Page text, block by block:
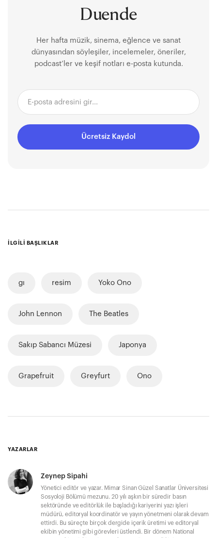
Duende
Her hafta müzik, sinema, eğlence ve sanat
dünyasından söyleşiler, incelemeler, öneriler,
podcast’ler ve keşif notları e-posta kutunda.
Ücretsiz Kaydol
İLGİLİ BAŞLIKLAR
gı resim Yoko Ono
John Lennon The Beatles
Sakıp Sabancı Müzesi Japonya
Grapefruit Greyfurt Ono
YAZARLAR
Zeynep Sipahi
Yönetici editör ve yazar. Mimar Sinan Güzel Sanatlar Üniversitesi
Sosyoloji Bölümü mezunu. 20 yılı aşkın bir süredir basın
sektöründe ve editörlük ile başladığı kariyerini yazı işleri
müdürü, editoryal koordinatör ve yayın yönetmeni olarak devam
ettirdi. Bu süreçte birçok dergide içerik üretimi ve editoryal
ekibin yönetimi gibi görevleri üstlendi. Bir dönem National